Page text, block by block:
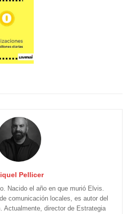
Pellicer
Nacido el año en que murió Elvis.
comunicación locales, es autor del
Actualmente, director de Estrategia